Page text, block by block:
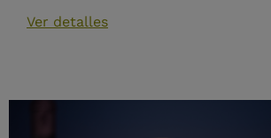
Ver detalles